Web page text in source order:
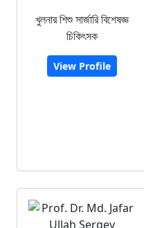
খুলনার শিশু সার্জারি বিশেষজ্ঞ
চিকিৎসক
View Profile